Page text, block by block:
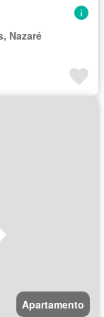
Nazaré
Apartamento